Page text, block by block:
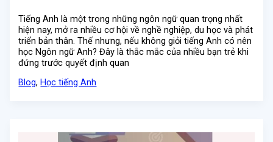
Tiếng Anh là một trong những ngôn ngữ quan trọng nhất
hiện nay, mở ra nhiều cơ hội về nghề nghiệp, du học và phát
triển bản thân. Thế nhưng, nếu không giỏi tiếng Anh có nên
học Ngôn ngữ Anh? Đây là thắc mắc của nhiều bạn trẻ khi
đứng trước quyết định quan
Blog, Học tiếng Anh